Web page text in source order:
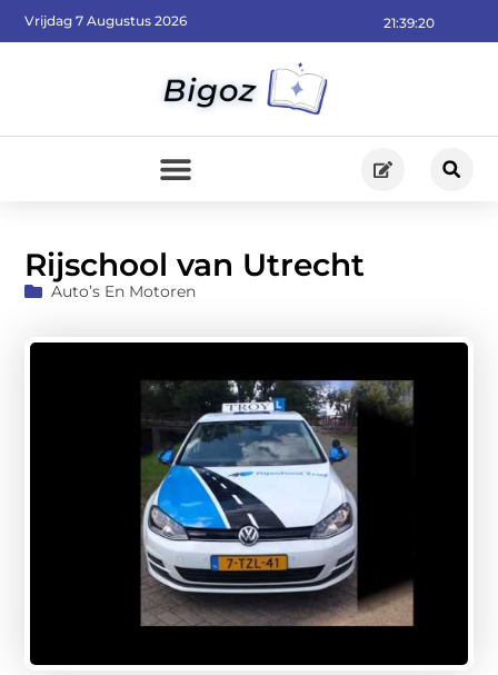
21:39:21
Vrijdag 7 Augustus 2026
Rijschool van Utrecht
Auto’s En Motoren